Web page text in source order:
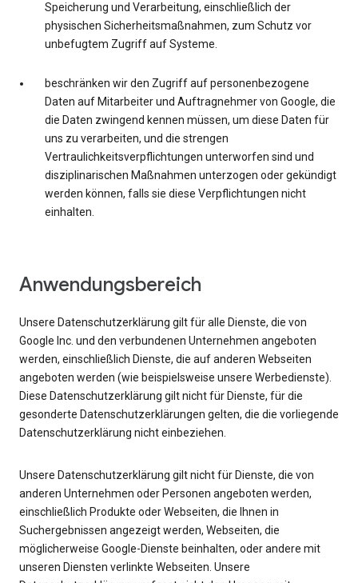
Speicherung und Verarbeitung, einschließlich der
physischen Sicherheitsmaßnahmen, zum Schutz vor
unbefugtem Zugriff auf Systeme.
beschränken wir den Zugriff auf personenbezogene
Daten auf Mitarbeiter und Auftragnehmer von Google, die
die Daten zwingend kennen müssen, um diese Daten für
uns zu verarbeiten, und die strengen
Vertraulichkeitsverpflichtungen unterworfen sind und
disziplinarischen Maßnahmen unterzogen oder gekündigt
werden können, falls sie diese Verpflichtungen nicht
einhalten.
Anwendungsbereich
Unsere Datenschutzerklärung gilt für alle Dienste, die von
Google Inc. und den verbundenen Unternehmen angeboten
werden, einschließlich Dienste, die auf anderen Webseiten
angeboten werden (wie beispielsweise unsere Werbedienste).
Diese Datenschutzerklärung gilt nicht für Dienste, für die
gesonderte Datenschutzerklärungen gelten, die die vorliegende
Datenschutzerklärung nicht einbeziehen.
Unsere Datenschutzerklärung gilt nicht für Dienste, die von
anderen Unternehmen oder Personen angeboten werden,
einschließlich Produkte oder Webseiten, die Ihnen in
Suchergebnissen angezeigt werden, Webseiten, die
möglicherweise Google-Dienste beinhalten, oder andere mit
unseren Diensten verlinkte Webseiten. Unsere